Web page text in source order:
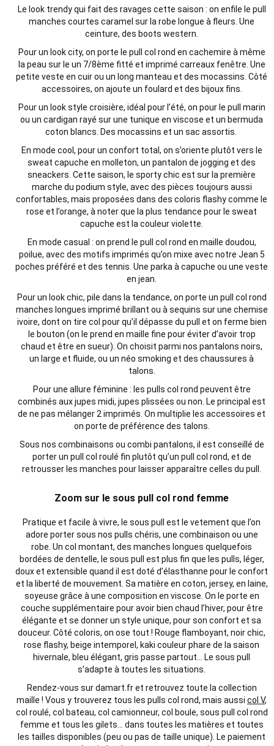
Le look trendy qui fait des ravages cette saison : on enfile le pull
manches courtes caramel sur la robe longue à fleurs. Une
ceinture, des boots western.
Pour un look city, on porte le pull col rond en cachemire à même
la peau sur le un 7/8ème fitté et imprimé carreaux fenêtre. Une
petite veste en cuir ou un long manteau et des mocassins. Côté
accessoires, on ajoute un foulard et des bijoux fins.
Pour un look style croisière, idéal pour l’été, on pour le pull marin
ou un cardigan rayé sur une tunique en viscose et un bermuda
coton blancs. Des mocassins et un sac assortis.
En mode cool, pour un confort total, on s’oriente plutôt vers le
sweat capuche en molleton, un pantalon de jogging et des
sneackers. Cette saison, le sporty chic est sur la première
marche du podium style, avec des pièces toujours aussi
confortables, mais proposées dans des coloris flashy comme le
rose et l’orange, à noter que la plus tendance pour le sweat
capuche est la couleur violette.
En mode casual : on prend le pull col rond en maille doudou,
poilue, avec des motifs imprimés qu’on mixe avec notre Jean 5
poches préféré et des tennis. Une parka à capuche ou une veste
en jean.
Pour un look chic, pile dans la tendance, on porte un pull col rond
manches longues imprimé brillant ou à sequins sur une chemise
ivoire, dont on tire col pour qu’il dépasse du pull et on ferme bien
le bouton (on le prend en maille fine pour éviter d’avoir trop
chaud et être en sueur). On choisit parmi nos pantalons noirs,
un large et fluide, ou un néo smoking et des chaussures à
talons.
Pour une allure féminine : les pulls col rond peuvent être
combinés aux jupes midi, jupes plissées ou non. Le principal est
de ne pas mélanger 2 imprimés. On multiplie les accessoires et
on porte de préférence des talons.
Sous nos combinaisons ou combi pantalons, il est conseillé de
porter un pull col roulé fin plutôt qu’un pull col rond, et de
retrousser les manches pour laisser apparaître celles du pull.
Zoom sur le sous pull col rond femme
Pratique et facile à vivre, le sous pull est le vetement que l’on
adore porter sous nos pulls chéris, une combinaison ou une
robe. Un col montant, des manches longues quelquefois
bordées de dentelle, le sous pull est plus fin que les pulls, léger,
doux et extensible quand il est doté d’élasthanne pour le confort
et la liberté de mouvement. Sa matière en coton, jersey, en laine,
soyeuse grâce à une composition en viscose. On le porte en
couche supplémentaire pour avoir bien chaud l’hiver, pour être
élégante et se donner un style unique, pour son confort et sa
douceur. Côté coloris, on ose tout ! Rouge flamboyant, noir chic,
rose flashy, beige intemporel, kaki couleur phare de la saison
hivernale, bleu élégant, gris passe partout… Le sous pull
s’adapte à toutes les situations.
Rendez-vous sur damart.fr et retrouvez toute la collection
maille ! Vous y trouverez tous les pulls col rond, mais aussi col V,
col roulé, col bateau, col camionneur, col boule, sous pull col rond
femme et tous les gilets… dans toutes les matières et toutes
les tailles disponibles (peu ou pas de taille unique). Le paiement